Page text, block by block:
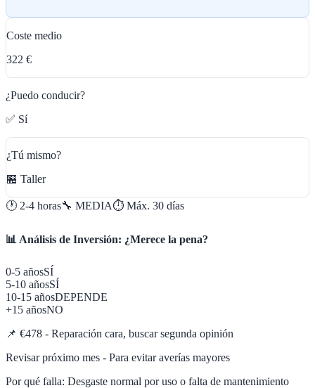
Coste medio
322 €
¿Puedo conducir?
✅ Sí
¿Tú mismo?
🏪 Taller
🕐 2-4 horas🔧 MEDIA⏱️ Máx. 30 días
📊 Análisis de Inversión: ¿Merece la pena?
0-5 añosSÍ
5-10 añosSÍ
10-15 añosDEPENDE
+15 añosNO
📌 €478 - Reparación cara, buscar segunda opinión
Revisar próximo mes - Para evitar averías mayores
Por qué falla: Desgaste normal por uso o falta de mantenimiento